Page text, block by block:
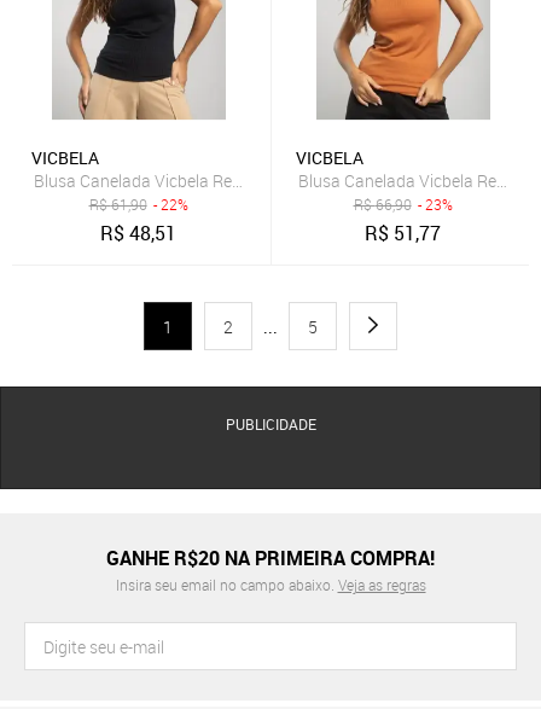
VICBELA
Blusa Canelada Vicbela Regata Gola Redonda Preto
R$61,90 - 22%
R$48,51
VICBELA
Blusa Canelada Vicbela Regata
R$66,90 - 23%
R$ 51,77
1 2 ... 5
PUBLICIDADE
GANHE R$20 NA PRIMEIRA COMPRA!
Insira seu email no campo abaixo. Veja as regras